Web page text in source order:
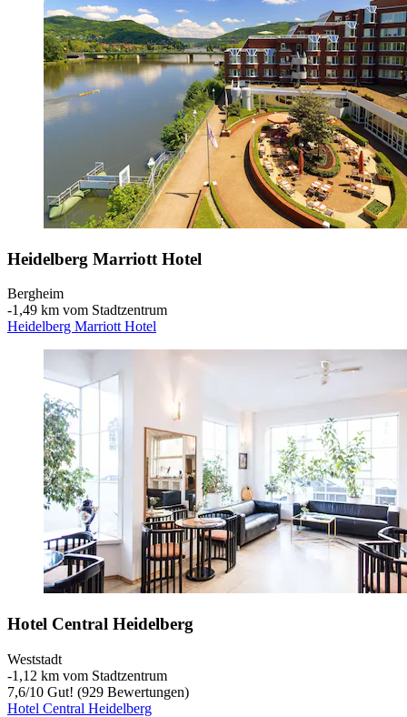
Heidelberg Marriott Hotel
Bergheim
‐1,49 km vom Stadtzentrum
Heidelberg Marriott Hotel
Hotel Central Heidelberg
Weststadt
‐1,12 km vom Stadtzentrum
7,6/10 Gut! (929 Bewertungen)
Hotel Central Heidelberg